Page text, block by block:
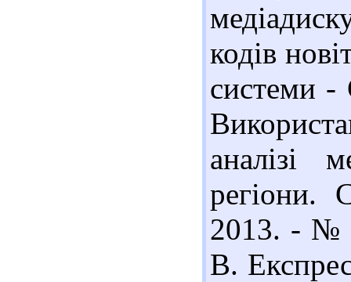
кодів
системи -
аналізі
регіони.
2013. - №
В.